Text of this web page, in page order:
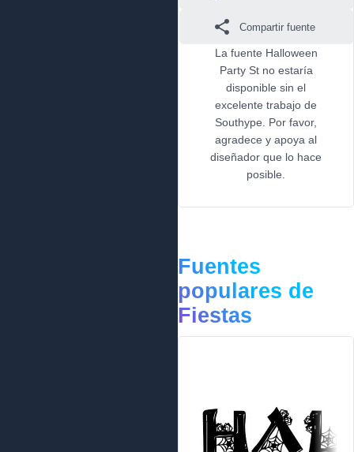
Compartir fuente
La fuente Halloween
Party St no estaría
disponible sin el
excelente trabajo de
Southype. Por favor,
agradece y apoya al
diseñador que lo hace
posible.
Fuentes
populares de
Fiestas